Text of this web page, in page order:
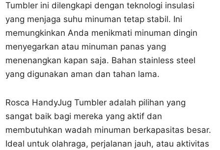
Tumbler ini dilengkapi dengan teknologi insulasi
yang menjaga suhu minuman tetap stabil. Ini
memungkinkan Anda menikmati minuman dingin
menyegarkan atau minuman panas yang
menenangkan kapan saja. Bahan stainless steel
yang digunakan aman dan tahan lama.
Rosca HandyJug Tumbler adalah pilihan yang
sangat baik bagi mereka yang aktif dan
membutuhkan wadah minuman berkapasitas besar.
Ideal untuk olahraga, perjalanan jauh, atau aktivitas